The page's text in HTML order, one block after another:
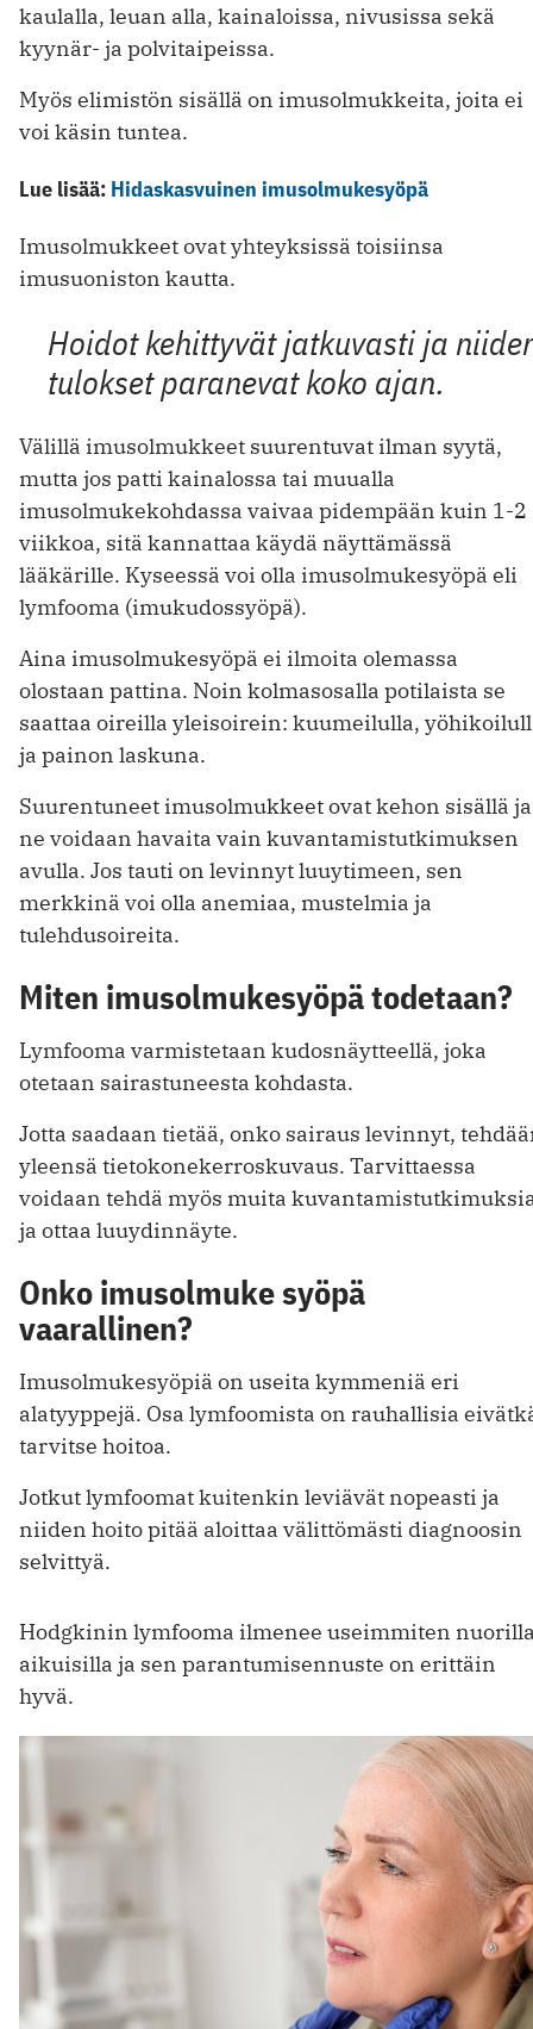
kaulalla, leuan alla, kainaloissa, nivusissa sekä
kyynär- ja polvitaipeissa.
Myös elimistön sisällä on imusolmukkeita, joita ei
voi käsin tuntea.
Lue lisää: Hidaskasvuinen imusolmukesyöpä
Imusolmukkeet ovat yhteyksissä toisiinsa
imusuoniston kautta.
Hoidot kehittyvät jatkuvasti ja
tulokset paranevat koko ajan.
Välillä imusolmukkeet suurentuvat ilman syytä,
mutta jos patti kainalossa tai muualla
imusolmukekohdassa vaivaa pidempään kuin 1-2
viikkoa, sitä kannattaa käydä näyttämässä
lääkärille. Kyseessä voi olla imusolmukesyöpä eli
lymfooma (imukudossyöpä).
Aina imusolmukesyöpä ei ilmoita olemassa
olostaan pattina. Noin kolmasosalla potilaista se
saattaa oireilla yleisoirein: kuumeilulla,
ja painon laskuna.
Suurentuneet imusolmukkeet ovat kehon sisällä ja
ne voidaan havaita vain kuvantamistutkimuksen
avulla. Jos tauti on levinnyt luuytimeen, sen
merkkinä voi olla anemiaa, mustelmia ja
tulehdusoireita.
Miten imusolmukesyöpä todetaan?
Lymfooma varmistetaan kudosnäytteellä, joka
otetaan sairastuneesta kohdasta.
Jotta saadaan tietää, onko sairaus levinnyt,
yleensä tietokonekerroskuvaus. Tarvittaessa
voidaan tehdä myös muita
ja ottaa luuydinnäyte.
Onko imusolmuke syöpä
vaarallinen?
Imusolmukesyöpiä on useita kymmeniä eri
alatyyppejä. Osa lymfoomista on rauhallisia
tarvitse hoitoa.
Jotkut lymfoomat kuitenkin leviävät nopeasti ja
niiden hoito pitää aloittaa välittömästi diagnoosin
selvittyä.
Hodgkinin lymfooma ilmenee useimmiten
aikuisilla ja sen parantumisennuste on erittäin
hyvä.